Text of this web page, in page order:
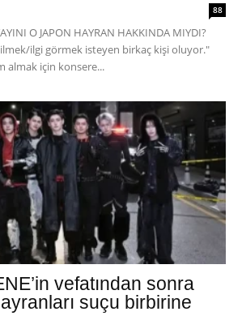
88
O JAPON HAYRAN HAKKINDA MIYDI?
ilgi görmek isteyen birkaç kişi oluyor."
almak için konsere...
vefatından sonra
suçu birbirine